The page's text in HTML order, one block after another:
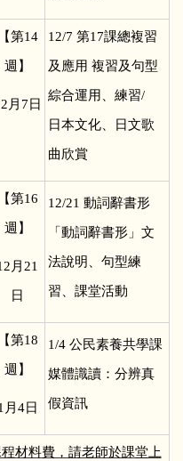
【第14
週】
月7日
12/7 第17課總複習
及應用 複習及句型
綜合運用、練習/
日本文化、日文歌
曲欣賞
【第16
週】
月21
日
12/21 動詞辭書形
「動詞辭書形」文
法說明、句型練
習、課堂活動
【第18
週】
月4日
1/4 公民素養共學課
媒體識讀：分辨真
假資訊
材料費，請老師於課堂上